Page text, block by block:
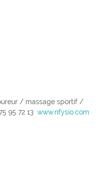
/ massage sportif /
95 72 13 www.nfysio.com